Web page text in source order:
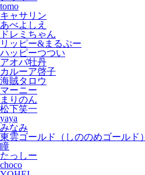
tomo
キャサリン
あべよしえ
ドレミちゃん
リッピー&まるぷー
ハッピーつつい
アオバ牡丹
カルーア啓子
海賊タロウ
マーニー
まりのん
松下笑一
yaya
みなみ
東雲ゴールド（しののめゴールド）
瞳
たっしー
choco